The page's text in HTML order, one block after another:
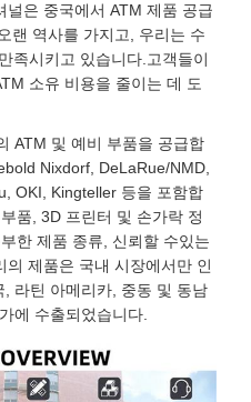
은 중국에서 ATM 제품 공급
랜 역사를 가지고, 우리는 수
족시키고 있습니다.고객들이
소유 비용을 줄이는 데 도
ATM 및 예비 부품을 공급합
Nixdorf, DeLaRue/NMD,
OKI, Kingteller 등을 포함합
품, 3D 프린터 및 손가락 정
한 제품 종류, 신뢰할 수있는
제품은 국내 시장에서만 인
라틴 아메리카, 중동 및 동남
에 수출되었습니다.